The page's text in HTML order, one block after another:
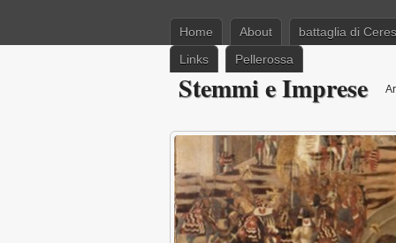
Home About
battaglia di
Links
Pellerossa
Stemmi e Imprese